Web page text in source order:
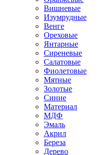
Вишневые
Изумрудные
Венге
Ореховые
Янтарные
Сиреневые
Салатовые
Фиолетовые
Мятные
Золотые
Синие
Материал
МДФ
Эмаль
Акрил
Береза
Дерево